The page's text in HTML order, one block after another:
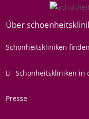
Über
Schönheitskliniken finden
Schönheitskliniken in
Presse